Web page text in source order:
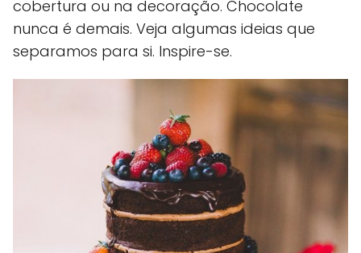
cobertura ou na decoração. Chocolate
nunca é demais. Veja algumas ideias que
separamos para si. Inspire-se.